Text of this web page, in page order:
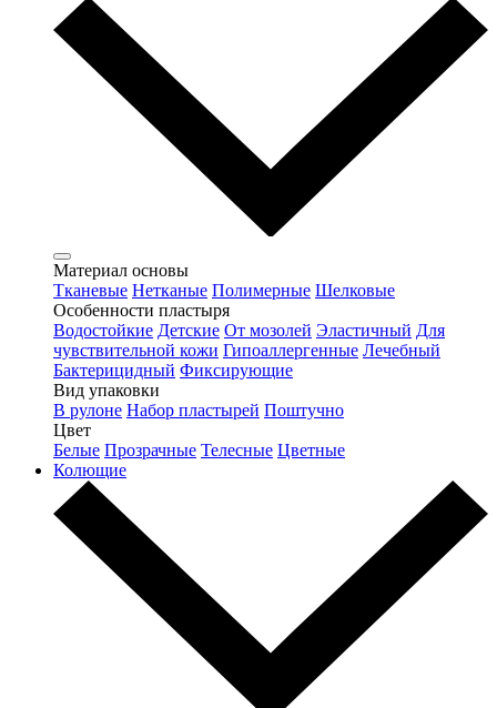
Материал основы
Тканевые Нетканые Полимерные Шелковые
Особенности пластыря
Водостойкие Детские От мозолей Эластичный Для
чувствительной кожи Гипоаллергенные Лечебный
Бактерицидный Фиксирующие
Вид упаковки
В рулоне Набор пластырей Поштучно
Цвет
Белые Прозрачные Телесные Цветные
Колющие